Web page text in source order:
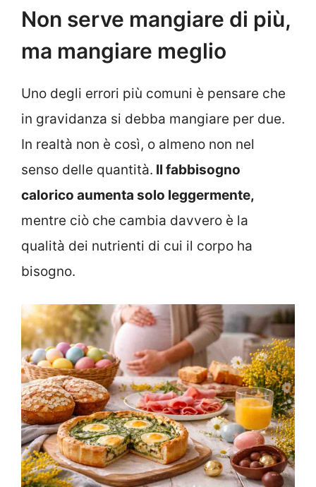
Non serve mangiare di più,
ma mangiare meglio
Uno degli errori più comuni è pensare che
in gravidanza si debba mangiare per due.
In realtà non è così, o almeno non nel
senso delle quantità. Il fabbisogno
calorico aumenta solo leggermente,
mentre ciò che cambia davvero è la
qualità dei nutrienti di cui il corpo ha
bisogno.